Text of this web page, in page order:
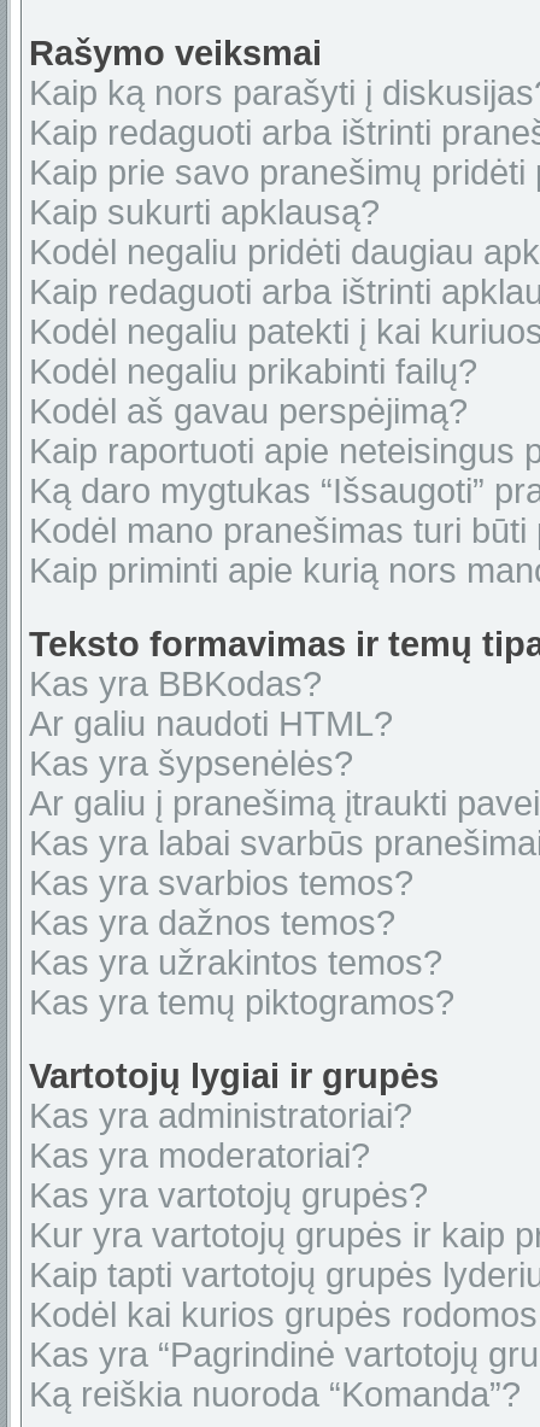
Rašymo veiksmai
Kaip ką nors parašyti į
Kaip redaguoti arba ištrinti
Kaip prie savo pranešimų pridėti
Kaip sukurti apklausą?
Kodėl negaliu pridėti daugiau
Kaip redaguoti arba ištrinti
Kodėl negaliu patekti į kai
Kodėl negaliu prikabinti failų?
Kodėl aš gavau perspėjimą?
Kaip raportuoti apie neteisingus
Ką daro mygtukas “Išsaugoti”
Kodėl mano pranešimas turi būti
Kaip priminti apie kurią nors
Teksto formavimas ir temų
Kas yra BBKodas?
Ar galiu naudoti HTML?
Kas yra šypsenėlės?
Ar galiu į pranešimą įtraukti
Kas yra labai svarbūs
Kas yra svarbios temos?
Kas yra dažnos temos?
Kas yra užrakintos temos?
Kas yra temų piktogramos?
Vartotojų lygiai ir grupės
Kas yra administratoriai?
Kas yra moderatoriai?
Kas yra vartotojų grupės?
Kur yra vartotojų grupės ir kaip
Kaip tapti vartotojų grupės
Kodėl kai kurios grupės
Kas yra “Pagrindinė vartotojų
Ką reiškia nuoroda “Komanda”?